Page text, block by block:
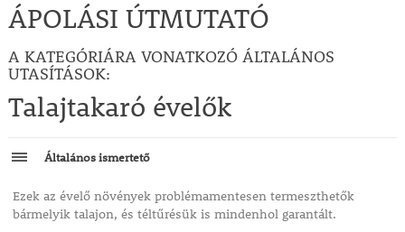
ÁPOLÁSI ÚTMUTATÓ
A KATEGÓRIÁRA VONATKOZÓ ÁLTALÁNOS
UTASÍTÁSOK:
Talajtakaró évelők
Általános ismertető
Ezek az évelő növények problémamentesen termeszthetők
bármelyik talajon, és téltűrésük is mindenhol garantált.